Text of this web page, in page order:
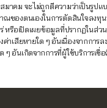
าคม จะไม่ถูกตีความว่าเป็นรูป
ของตนเองในการตัดสินใจลง
หรือเปิดเผยข้อมูลที่ปรากฏใน
าเสียหายใด ๆ อันเนื่องจากการ
ๆ อันเกิดจากการที่ผู้ใช้บริการเ